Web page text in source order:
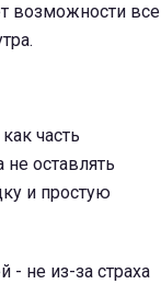
возможности все
часть
оставлять
и простую
- не из-за страха